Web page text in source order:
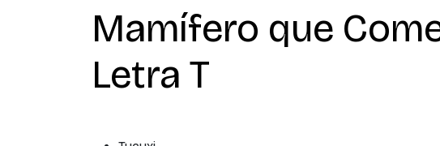
Mamífero que
Letra T